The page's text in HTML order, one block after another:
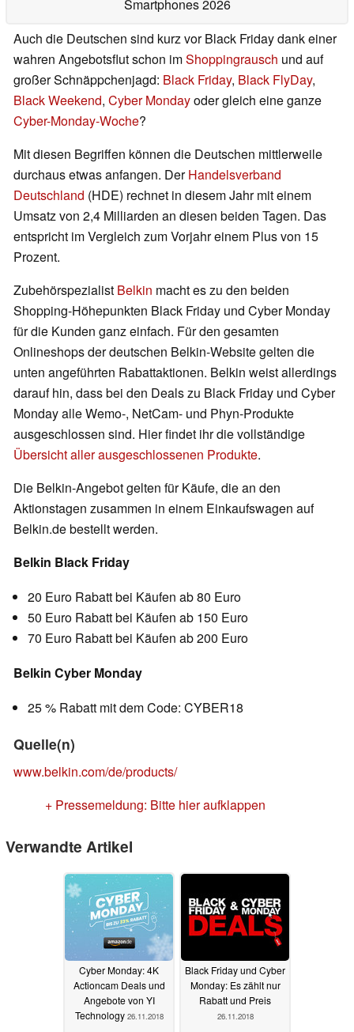
Smartphones 2026
Auch die Deutschen sind kurz vor Black Friday dank einer
wahren Angebotsflut schon imShoppingrausch und auf
großer Schnäppchenjagd: Black Friday, Black FlyDay,
Black Weekend, Cyber Mondayoder gleich eine ganze
Cyber-Monday-Woche?
Mit diesen Begriffen können die Deutschen mittlerweile
durchaus etwas anfangen. DerHandelsverband
Deutschland (HDE) rechnet in diesem Jahr mit einem
Umsatz von 2,4 Milliarden an diesen beiden Tagen. Das
entspricht im Vergleich zum Vorjahr einem Plus von 15
Prozent.
Zubehörspezialist Belkin macht es zu den beiden
Shopping-Höhepunkten Black Friday und Cyber Monday
für die Kunden ganz einfach. Für den gesamten
Onlineshops der deutschen Belkin-Website gelten die
unten angeführten Rabattaktionen. Belkin weist allerdings
darauf hin, dass bei den Deals zu Black Friday und Cyber
Monday alle Wemo-, NetCam- und Phyn-Produkte
ausgeschlossen sind. Hier findet ihr die vollständige
Übersicht aller ausgeschlossenen Produkte.
Die Belkin-Angebot gelten für Käufe, die an den
Aktionstagen zusammen in einem Einkaufswagen auf
Belkin.de bestellt werden.
Belkin Black Friday
20 Euro Rabatt bei Käufen ab 80 Euro
50 Euro Rabatt bei Käufen ab 150 Euro
70 Euro Rabatt bei Käufen ab 200 Euro
Belkin Cyber Monday
25 % Rabatt mit dem Code: CYBER18
Quelle(n)
www.belkin.com/de/products/
+ Pressemeldung: Bitte hier aufklappen
Verwandte Artikel
Cyber Monday: 4K
Actioncam Deals und
Angebote von YI
Technology 26.11.2018
Black Friday und Cyber
Monday: Es zählt nur
Rabatt und Preis
26.11.2018